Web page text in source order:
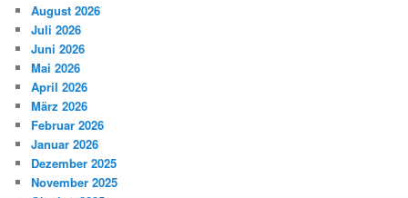
August 2026
Juli 2026
Juni 2026
Mai 2026
April 2026
März 2026
Februar 2026
Januar 2026
Dezember 2025
November 2025